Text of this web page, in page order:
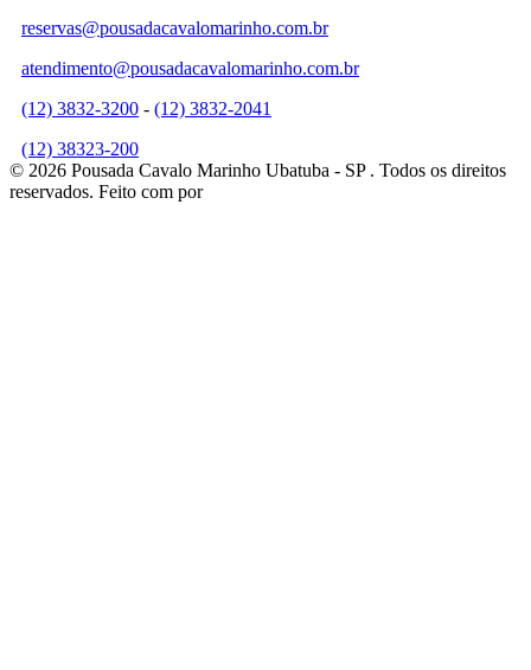
reservas@pousadacavalomarinho.com.br
atendimento@pousadacavalomarinho.com.br
(12) 3832-3200 - (12) 3832-2041
(12) 38323-200
© 2026 Pousada Cavalo Marinho Ubatuba - SP . Todos os direitos
reservados. Feito com por